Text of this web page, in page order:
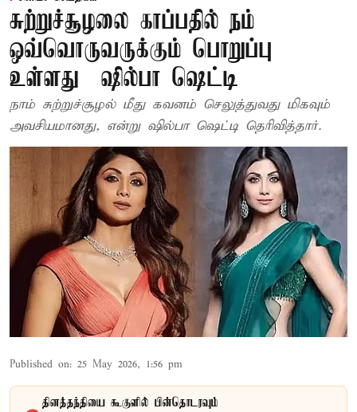
சுற்றுச்சூழலை காப்பதில் நம்
ஒவ்வொருவருக்கும் பொறுப்பு
உள்ளது – ஷில்பா ஷெட்டி
நாம் சுற்றுச்சூழல் மீது கவனம் செலுத்துவது மிகவும்
அவசியமானது, என்று ஷில்பா ஷெட்டி தெரிவித்தார்.
Published on: 25 May 2026, 1:56 pm
தினத்தந்தியை கூகுளில் பின்தொடரவும்